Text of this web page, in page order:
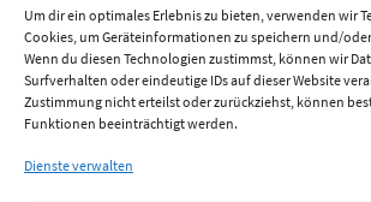
Um dir ein optimales Erlebnis zu bieten, verwenden wir
Cookies, um Geräteinformationen zu speichern und/
Wenn du diesen Technologien zustimmst, können wir
Surfverhalten oder eindeutige IDs auf dieser Website
Zustimmung nicht erteilst oder zurückziehst, können
Funktionen beeinträchtigt werden.
Dienste verwalten